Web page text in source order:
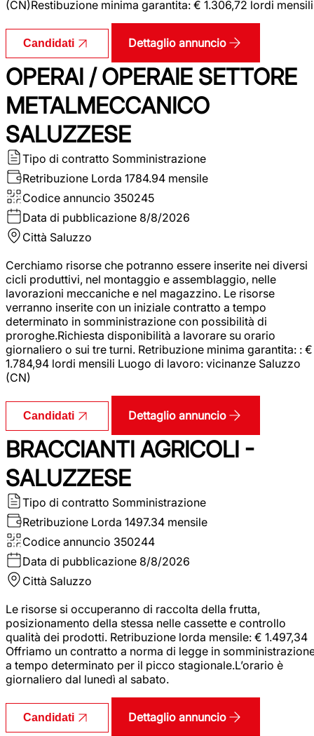
(CN)Restibuzione minima garantita: € 1.306,72 lordi mensili
Candidati Dettaglio annuncio
OPERAI / OPERAIE SETTORE
METALMECCANICO
SALUZZESE
Tipo di contratto Somministrazione
Retribuzione Lorda 1784.94 mensile
Codice annuncio 350245
Data di pubblicazione 8/8/2026
Città Saluzzo
Cerchiamo risorse che potranno essere inserite nei diversi
cicli produttivi, nel montaggio e assemblaggio, nelle
lavorazioni meccaniche e nel magazzino. Le risorse
verranno inserite con un iniziale contratto a tempo
determinato in somministrazione con possibilità di
proroghe.Richiesta disponibilità a lavorare su orario
giornaliero o sui tre turni. Retribuzione minima garantita: : €
1.784,94 lordi mensili Luogo di lavoro: vicinanze Saluzzo
(CN)
Candidati Dettaglio annuncio
BRACCIANTI AGRICOLI -
SALUZZESE
Tipo di contratto Somministrazione
Retribuzione Lorda 1497.34 mensile
Codice annuncio 350244
Data di pubblicazione 8/8/2026
Città Saluzzo
Le risorse si occuperanno di raccolta della frutta,
posizionamento della stessa nelle cassette e controllo
qualità dei prodotti. Retribuzione lorda mensile: € 1.497,34
Offriamo un contratto a norma di legge in
a tempo determinato per il picco stagionale.L’orario è
giornaliero dal lunedì al sabato.
Candidati Dettaglio annuncio